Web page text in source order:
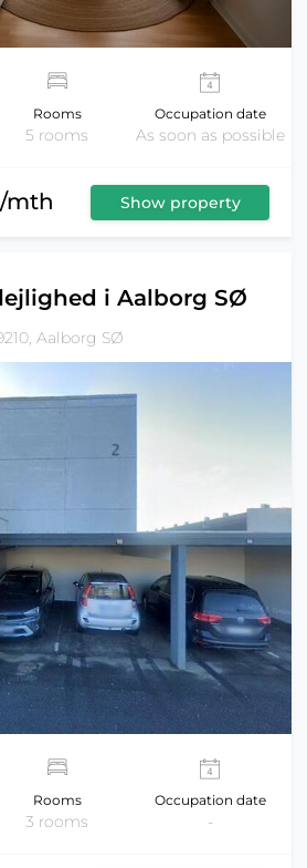
Rooms
5 rooms
Occupation date
As soon as possible
mth Show property
i Aalborg SØ
Aalborg SØ
Rooms
3 rooms
Occupation date
-